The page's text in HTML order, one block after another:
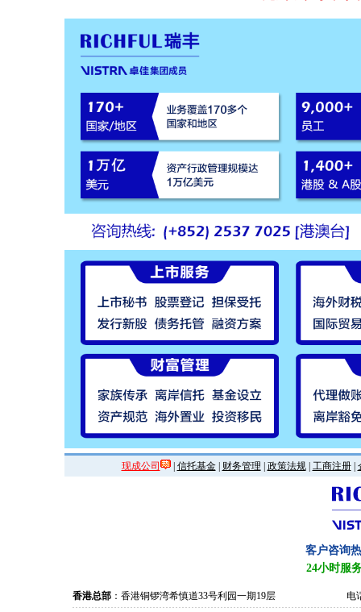
现成公司 | 信托基金| 财务管理 政策法规| 工商注册|
客户咨询
24小时服
香港总部 ：香港铜锣湾希慎道33号利园一期19层
电